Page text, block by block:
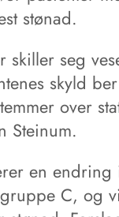
stønad.
skiller seg
skyld
over
Steinum.
en endring
C, og